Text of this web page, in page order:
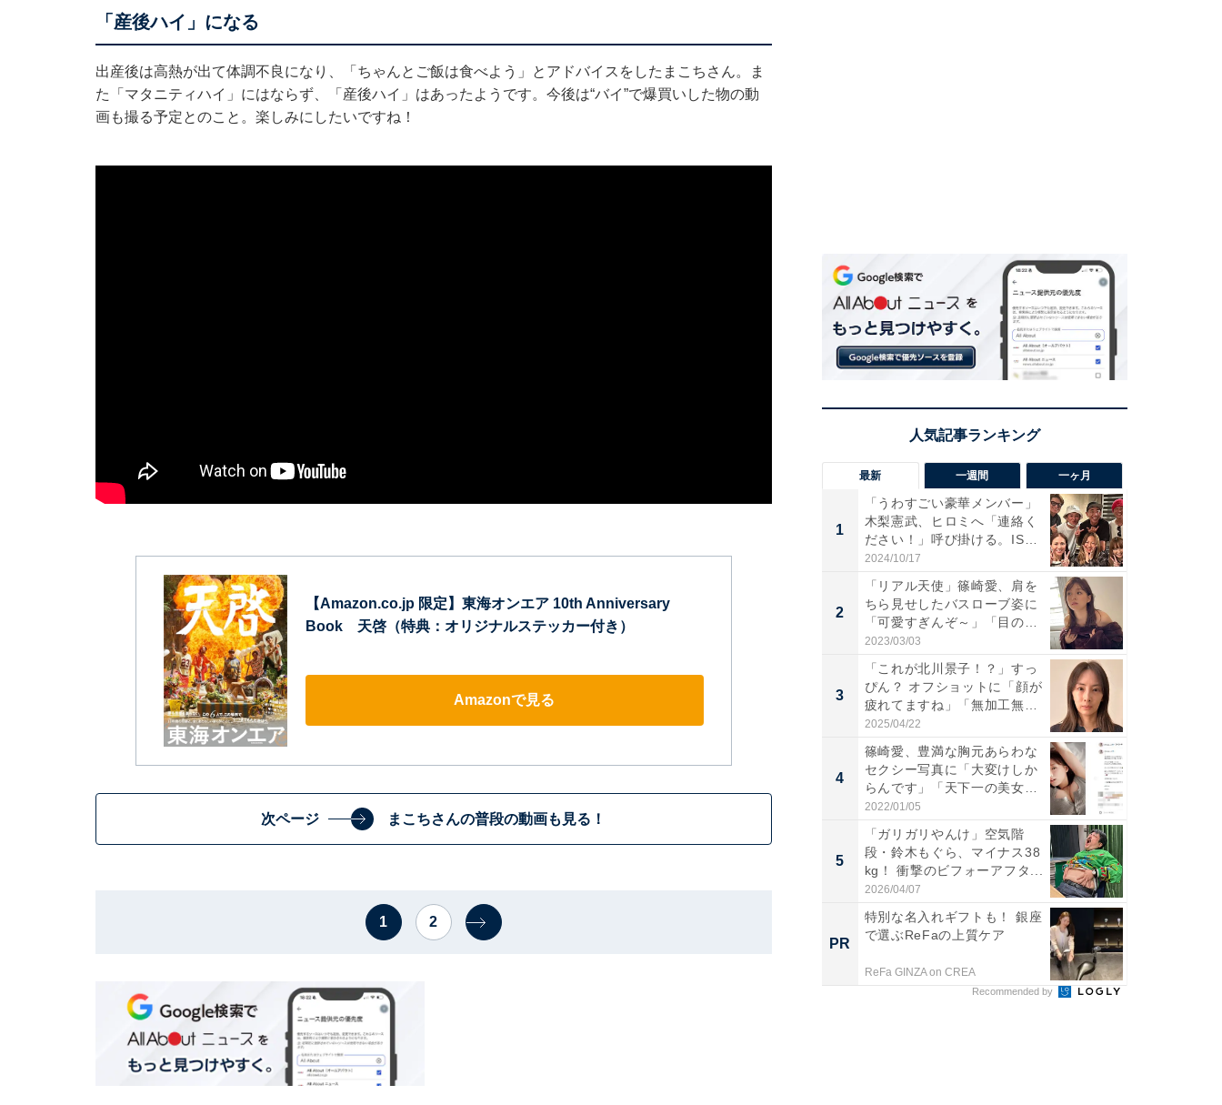
「産後ハイ」になる
出産後は高熱が出て体調不良になり、「ちゃんとご飯は食べよう」とアドバイスをしたまこちさん。ま
た「マタニティハイ」にはならず、「産後ハイ」はあったようです。今後は“バイ”で爆買いした物の動
画も撮る予定とのこと。楽しみにしたいですね！
【Amazon.co.jp 限定】東海オンエア 10th Anniversary
Book 天啓（特典：オリジナルステッカー付き）
Amazonで見る
次ページ まこちさんの普段の動画も見る！
1 2
最新 一週間 一ヶ月
1
「うわすごい豪華メンバー」
木梨憲武、ヒロミへ「連絡く
ださい！」呼び掛ける。IS
S...
2024/10/17
2
「リアル天使」篠崎愛、肩を
ちら見せしたバスローブ姿に
「可愛すぎんぞ～」「目の表
情...
2023/03/03
3
「これが北川景子！？」すっ
ぴん？ オフショットに「顔が
疲れてますね」「無加工無
表...
2025/04/22
4
篠崎愛、豊満な胸元あらわな
セクシー写真に「大変けしか
らんです」「天下一の美女で
す...
2022/01/05
5
「ガリガリやんけ」空気階
段・鈴木もぐら、マイナス38
kg！ 衝撃のビフォーアフタ...
2026/04/07
PR
特別な名入れギフトも！ 銀座
で選ぶReFaの上質ケア
ReFa GINZA on CREA
Recommended by